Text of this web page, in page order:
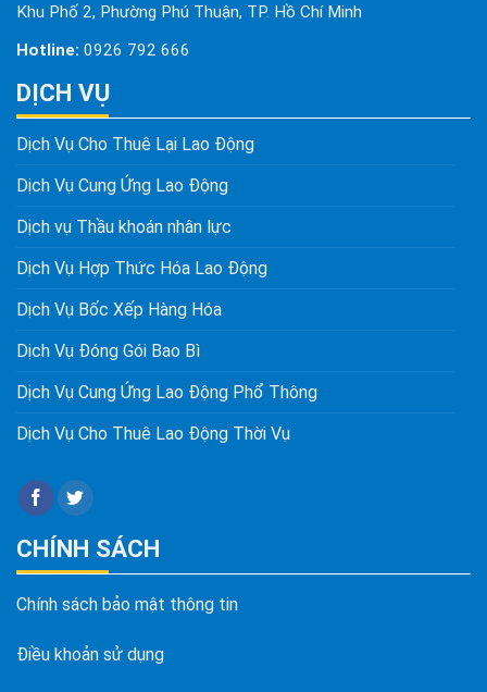
Khu Phố 2, Phường Phú Thuận, TP. Hồ Chí Minh
Hotline: 0926 792 666
DỊCH VỤ
Dịch Vụ Cho Thuê Lại Lao Động
Dịch Vụ Cung Ứng Lao Động
Dịch vụ Thầu khoán nhân lực
Dịch Vụ Hợp Thức Hóa Lao Động
Dịch Vụ Bốc Xếp Hàng Hóa
Dịch Vụ Đóng Gói Bao Bì
Dịch Vụ Cung Ứng Lao Động Phổ Thông
Dịch Vụ Cho Thuê Lao Động Thời Vụ
CHÍNH SÁCH
Chính sách bảo mật thông tin
Điều khoản sử dụng